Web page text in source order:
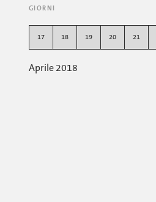
GIORNI
17 18 19 20 21
Aprile 2018